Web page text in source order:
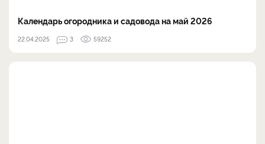
Календарь огородника и садовода на май 2026
22.04.2025 3 59252